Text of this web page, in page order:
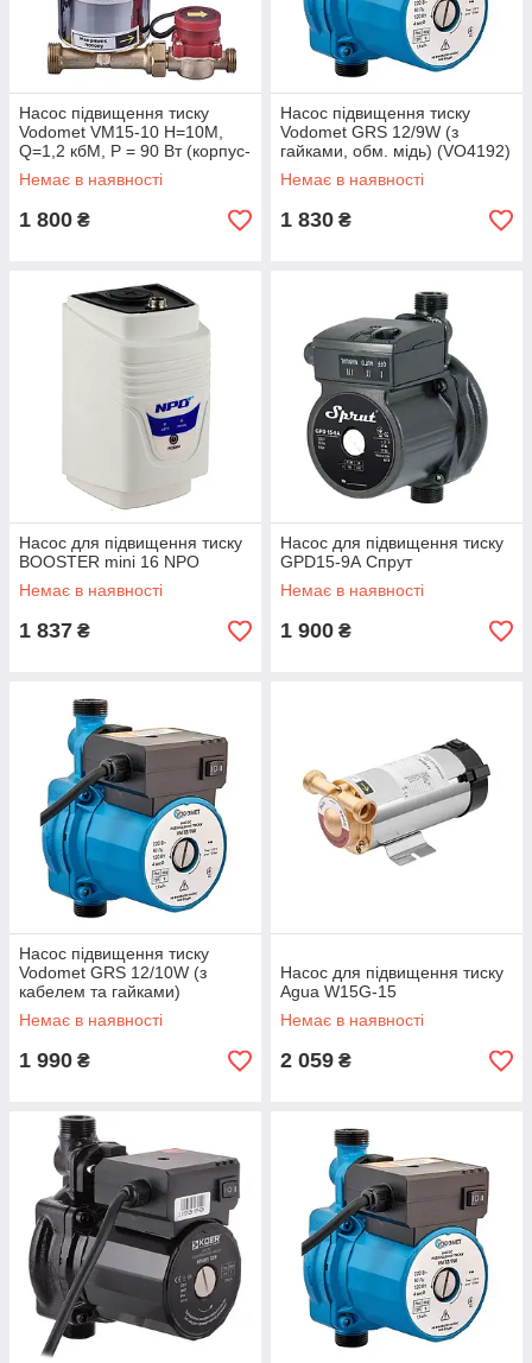
Насос підвищення тиску
Vodomet VM15-10 Н=10М,
Q=1,2 кбМ, P = 90 Вт (корпус-
нерж) (VO4205)
Немає в наявності
1 800 ₴
Насос підвищення тиску
Vodomet GRS 12/9W (з
гайками, обм. мідь) (VO4192)
Немає в наявності
1 830 ₴
Насос для підвищення тиску
BOOSTER mini 16 NPO
Немає в наявності
1 837 ₴
Насос для підвищення тиску
GPD15-9А Спрут
Немає в наявності
1 900 ₴
Насос підвищення тиску
Vodomet GRS 12/10W (з
кабелем та гайками)
(VO4172)
Немає в наявності
1 990 ₴
Насос для підвищення тиску
Agua W15G-15
Немає в наявності
2 059 ₴